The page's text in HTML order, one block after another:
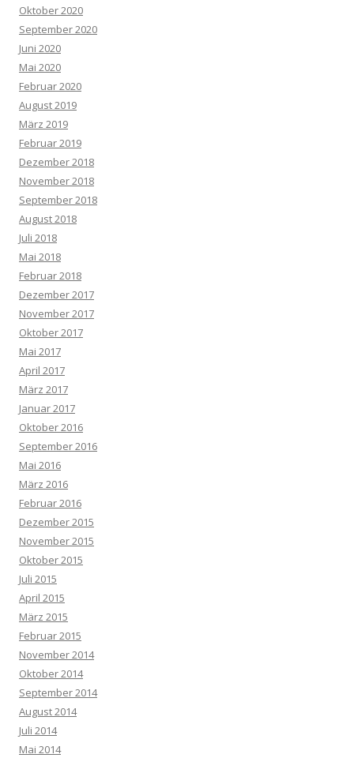
Oktober 2020
September 2020
Juni 2020
Mai 2020
Februar 2020
August 2019
März 2019
Februar 2019
Dezember 2018
November 2018
September 2018
August 2018
Juli 2018
Mai 2018
Februar 2018
Dezember 2017
November 2017
Oktober 2017
Mai 2017
April 2017
März 2017
Januar 2017
Oktober 2016
September 2016
Mai 2016
März 2016
Februar 2016
Dezember 2015
November 2015
Oktober 2015
Juli 2015
April 2015
März 2015
Februar 2015
November 2014
Oktober 2014
September 2014
August 2014
Juli 2014
Mai 2014